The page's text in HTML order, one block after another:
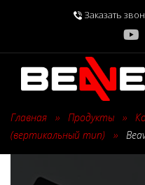
Заказать
Главная › Продукты ›
(вертикальный тип)
›